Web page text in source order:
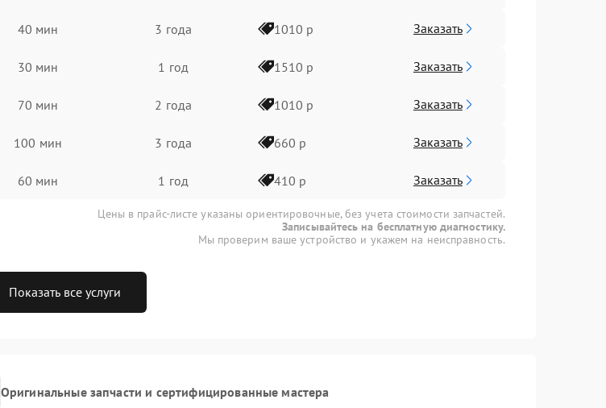
40 мин 3 года 1010 р Заказать
30 мин 1 год 1510 р Заказать
70 мин 2 года 1010 р Заказать
100 мин 3 года 660 р Заказать
60 мин 1 год 410 р Заказать
Цены в прайс-листе указаны ориентировочные, без учета стоимости запчастей.
Записывайтесь на бесплатную диагностику.
Мы проверим ваше устройство и укажем на неисправность.
Показать все услуги
Оригинальные запчасти и сертифицированные мастера